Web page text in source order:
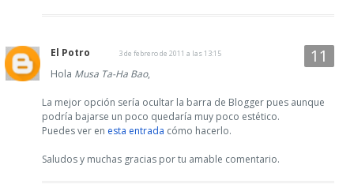
El Potro 3 de febrero de 2011 a las 13:15
Hola Musa Ta-Ha Bao,
La mejor opción sería ocultar la barra de Blogger pues aunque
podría bajarse un poco quedaría muy poco estético.
Puedes ver en esta entrada cómo hacerlo.
Saludos y muchas gracias por tu amable comentario.